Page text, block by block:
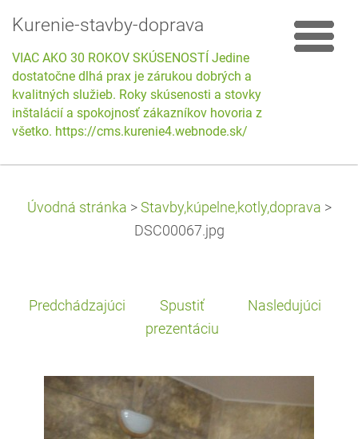
Kurenie-stavby-doprava
VIAC AKO 30 ROKOV SKÚSENOSTÍ Jedine
dostatočne dlhá prax je zárukou dobrých a
kvalitných služieb. Roky skúsenosti a stovky
inštalácií a spokojnosť zákazníkov hovoria za
všetko. https://cms.kurenie4.webnode.sk/
Úvodná stránka > Stavby,kúpelne,kotly,doprava >
DSC00067.jpg
Predchádzajúci
Spustiť
prezentáciu
Nasledujúci